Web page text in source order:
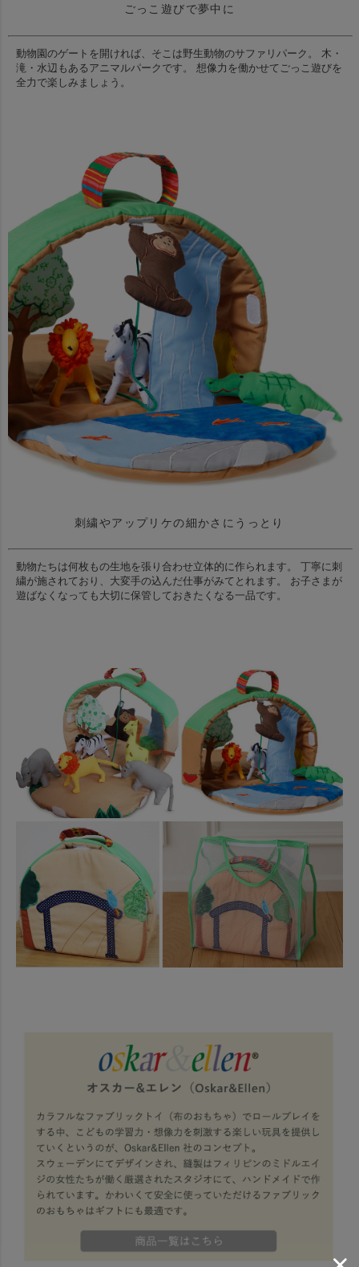
ごっこ遊びで夢中に
動物園のゲートを開ければ、そこは野生動物のサファリパーク。
木・
滝・水辺もあるアニマルパークです。
想像力を働かせてごっこ遊びを
全力で楽しみましょう。
刺繍やアップリケの細かさにうっとり
動物たちは何枚もの生地を張り合わせ立体的に作られます。
丁寧に刺
繍が施されており、大変手の込んだ仕事がみてとれます。
お子さまが
遊ばなくなっても大切に保管しておきたくなる一品です。